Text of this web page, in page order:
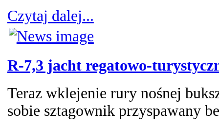
Czytaj dalej...
R-7,3 jacht regatowo-
Teraz wklejenie rury nośnej
sobie sztagownik przyspawany